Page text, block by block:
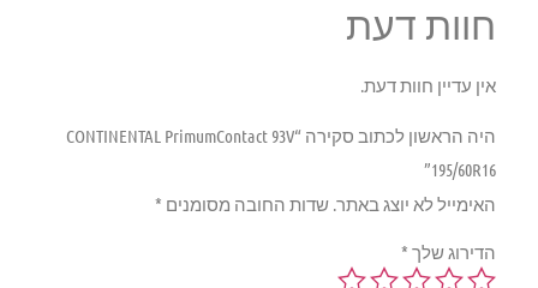
חוות דעת
אין עדיין חוות דעת.
היה הראשון לכתוב סקירה “CONTINENTAL PrimumContact 93V
195/60R16”
האימייל לא יוצג באתר.שדות החובה מסומנים*
הדירוג שלך*